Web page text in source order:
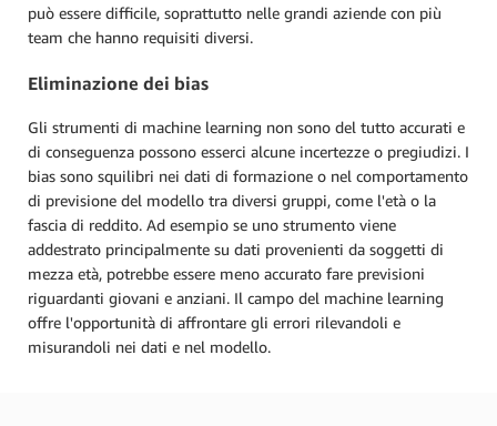
può essere difficile, soprattutto nelle grandi aziende con più
team che hanno requisiti diversi.
Eliminazione dei bias
Gli strumenti di machine learning non sono del tutto accurati e
di conseguenza possono esserci alcune incertezze o pregiudizi. I
bias sono squilibri nei dati di formazione o nel comportamento
di previsione del modello tra diversi gruppi, come l'età o la
fascia di reddito. Ad esempio se uno strumento viene
addestrato principalmente su dati provenienti da soggetti di
mezza età, potrebbe essere meno accurato fare previsioni
riguardanti giovani e anziani. Il campo del machine learning
offre l'opportunità di affrontare gli errori rilevandoli e
misurandoli nei dati e nel modello.